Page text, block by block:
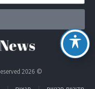
© 2026 BlackCard News. All Rights Reserved.